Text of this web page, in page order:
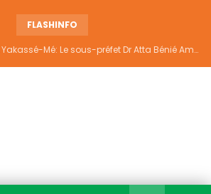
FLASHINFO
Indépendance 2026 À Yakassé-Mé: Le sous-préfet Dr Atta Bénié Amédé appelle à l’unité, à la sécurité et au développement